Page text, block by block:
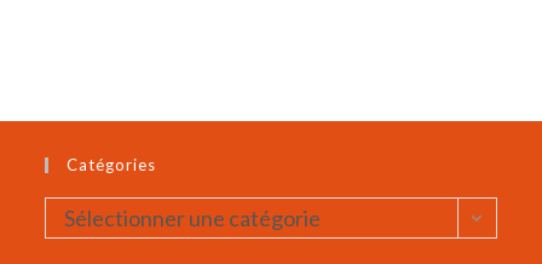
Catégories
Catégories
Sélectionner une catégorie